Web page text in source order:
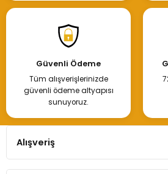
Güvenli Ödeme
Tüm alışverişlerinizde
güvenli ödeme altyapısı
sunuyoruz.
Alışveriş